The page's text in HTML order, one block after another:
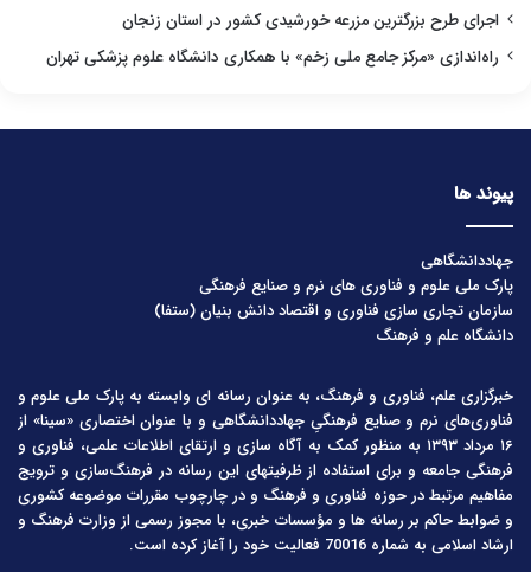
اجرای طرح بزرگترین مزرعه خورشیدی کشور در استان زنجان
راه‌اندازی «مرکز جامع ملی زخم» با همکاری دانشگاه علوم پزشکی تهران
پیوند ها
جهاددانشگاهی
پارک ملی علوم و فناوری های نرم و صنایع فرهنگی
سازمان تجاری سازی فناوری و اقتصاد دانش بنیان (ستفا)
دانشگاه علم و فرهنگ
خبرگزاری علم، فناوری و فرهنگ، به عنوان رسانه ای وابسته به پارک ملی علوم و
فناوری‌های نرم و صنایع فرهنگیِ جهاددانشگاهی و با عنوان اختصاری «سینا» از
۱۶ مرداد ۱۳۹۳ به منظور کمک به آگاه سازی و ارتقای اطلاعات علمی، فناوری و
فرهنگی جامعه و برای استفاده از ظرفیتهای این رسانه در فرهنگ‌سازی و ترویج
مفاهیم مرتبط در حوزه فناوری و فرهنگ و در چارچوب مقررات موضوعه کشوری
و ضوابط حاکم بر رسانه ها و مؤسسات خبری، با مجوز رسمی از وزارت فرهنگ و
ارشاد اسلامی به شماره 70016 فعالیت خود را آغاز کرده است.